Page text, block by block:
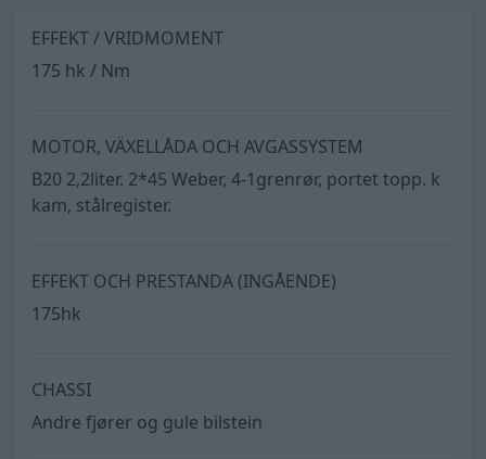
EFFEKT / VRIDMOMENT
175 hk / Nm
MOTOR, VÄXELLÅDA OCH AVGASSYSTEM
B20 2,2liter. 2*45 Weber, 4-1grenrør, portet topp. k
kam, stålregister.
EFFEKT OCH PRESTANDA (INGÅENDE)
175hk
CHASSI
Andre fjører og gule bilstein